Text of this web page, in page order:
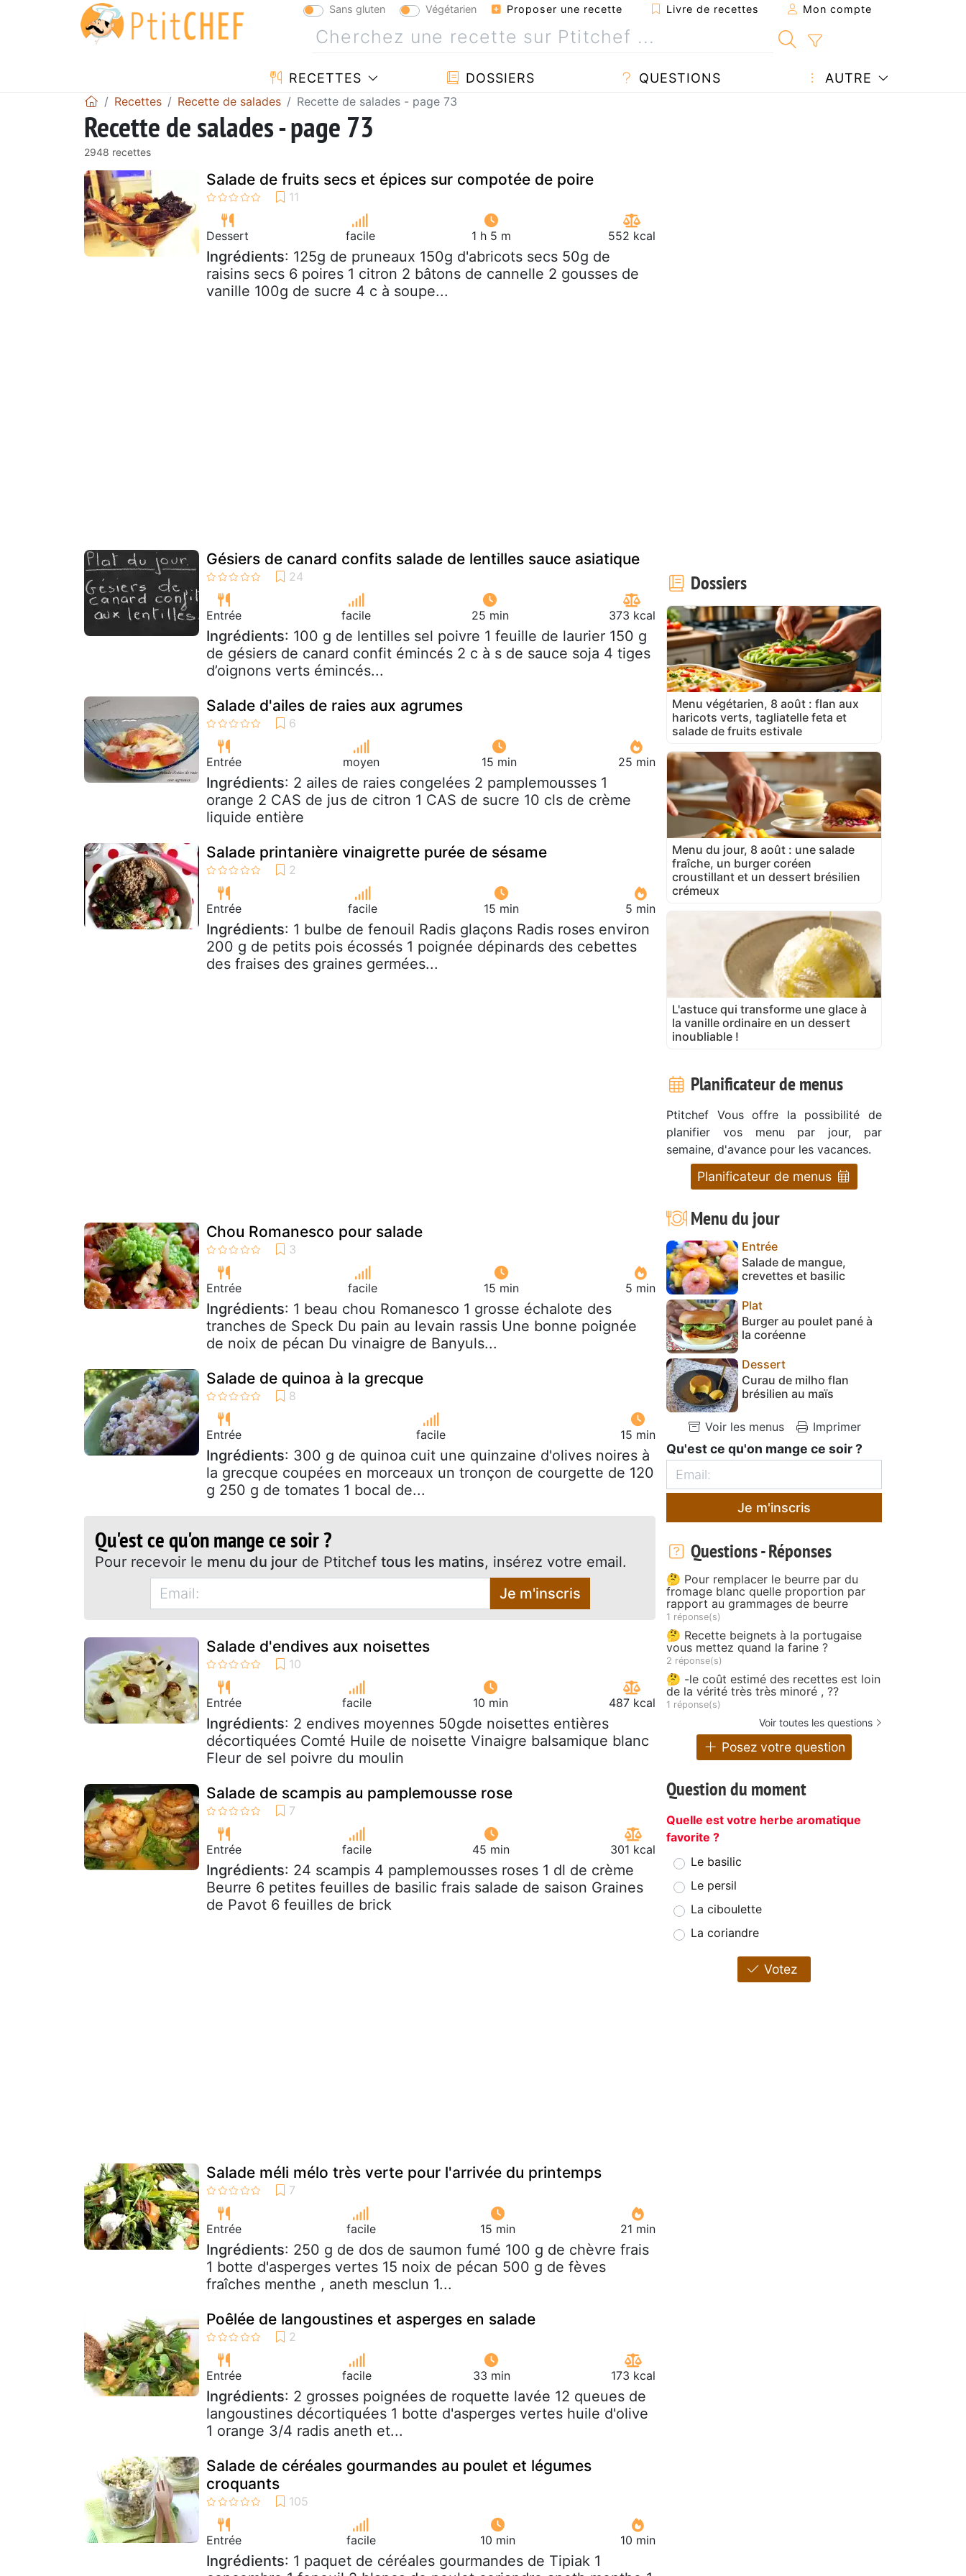
Sans gluten Végétarien Proposer une recette Livre de recettes Mon compte
RECETTES DOSSIERS QUESTIONS AUTRE
Recettes Recette de salades Recette de salades - page 73
Recette de salades - page 73
2948 recettes
Salade de fruits secs et épices sur compotée de poire
Dessert facile 1 h 5 m 552 kcal
Ingrédients: 125g de pruneaux 150g d'abricots secs 50g de
raisins secs 6 poires 1 citron 2 bâtons de cannelle 2 gousses de
vanille 100g de sucre 4 c à soupe...
Gésiers de canard confits salade de lentilles sauce asiatique
Entrée facile 25 min 373 kcal
Ingrédients: 100 g de lentilles sel poivre 1 feuille de laurier 150 g
de gésiers de canard confit émincés 2 c à s de sauce soja 4 tiges
d’oignons verts émincés...
Salade d'ailes de raies aux agrumes
Entrée moyen 15 min 25 min
Ingrédients: 2 ailes de raies congelées 2 pamplemousses 1
orange 2 CAS de jus de citron 1 CAS de sucre 10 cls de crème
liquide entière
Salade printanière vinaigrette purée de sésame
Entrée facile 15 min 5 min
Ingrédients: 1 bulbe de fenouil Radis glaçons Radis roses environ
200 g de petits pois écossés 1 poignée dépinards des cebettes
des fraises des graines germées...
Chou Romanesco pour salade
Entrée facile 15 min 5 min
Ingrédients: 1 beau chou Romanesco 1 grosse échalote des
tranches de Speck Du pain au levain rassis Une bonne poignée
de noix de pécan Du vinaigre de Banyuls...
Salade de quinoa à la grecque
Entrée facile 15 min
Ingrédients: 300 g de quinoa cuit une quinzaine d'olives noires à
la grecque coupées en morceaux un tronçon de courgette de 120
g 250 g de tomates 1 bocal de...
Qu'est ce qu'on mange ce soir ?
Pour recevoir le menu du jour de Ptitchef tous les matins, insérez votre email.
Je m'inscris
Salade d'endives aux noisettes
Entrée facile 10 min 487 kcal
Ingrédients: 2 endives moyennes 50gde noisettes entières
décortiquées Comté Huile de noisette Vinaigre balsamique blanc
Fleur de sel poivre du moulin
Salade de scampis au pamplemousse rose
Entrée facile 45 min 301 kcal
Ingrédients: 24 scampis 4 pamplemousses roses 1 dl de crème
Beurre 6 petites feuilles de basilic frais salade de saison Graines
de Pavot 6 feuilles de brick
Salade méli mélo très verte pour l'arrivée du printemps
Entrée facile 15 min 21 min
Ingrédients: 250 g de dos de saumon fumé 100 g de chèvre frais
1 botte d'asperges vertes 15 noix de pécan 500 g de fèves
fraîches menthe , aneth mesclun 1...
Poêlée de langoustines et asperges en salade
Entrée facile 33 min 173 kcal
Ingrédients: 2 grosses poignées de roquette lavée 12 queues de
langoustines décortiquées 1 botte d'asperges vertes huile d'olive
1 orange 3/4 radis aneth et...
Salade de céréales gourmandes au poulet et légumes
croquants
Entrée facile 10 min 10 min
Ingrédients: 1 paquet de céréales gourmandes de Tipiak 1
Dossiers
Menu végétarien, 8 août : flan aux
haricots verts, tagliatelle feta et
salade de fruits estivale
Menu du jour, 8 août : une salade
fraîche, un burger coréen
croustillant et un dessert brésilien
crémeux
L'astuce qui transforme une glace à
la vanille ordinaire en un dessert
inoubliable !
Planificateur de menus
Ptitchef Vous offre la possibilité de
planifier vos menu par jour, par
semaine, d'avance pour les vacances.
Planificateur de menus
Menu du jour
Entrée
Salade de mangue,
crevettes et basilic
Plat
Burger au poulet pané à
la coréenne
Dessert
Curau de milho flan
brésilien au maïs
Voir les menus Imprimer
Qu'est ce qu'on mange ce soir ?
Je m'inscris
Questions - Réponses
🤔 Pour remplacer le beurre par du
fromage blanc quelle proportion par
rapport au grammages de beurre
1 réponse(s)
🤔 Recette beignets à la portugaise
vous mettez quand la farine ?
2 réponse(s)
🤔 -le coût estimé des recettes est loin
de la vérité très très minoré , ??
1 réponse(s)
Voir toutes les questions
Posez votre question
Question du moment
Quelle est votre herbe aromatique
favorite ?
Le basilic
Le persil
La ciboulette
La coriandre
Votez